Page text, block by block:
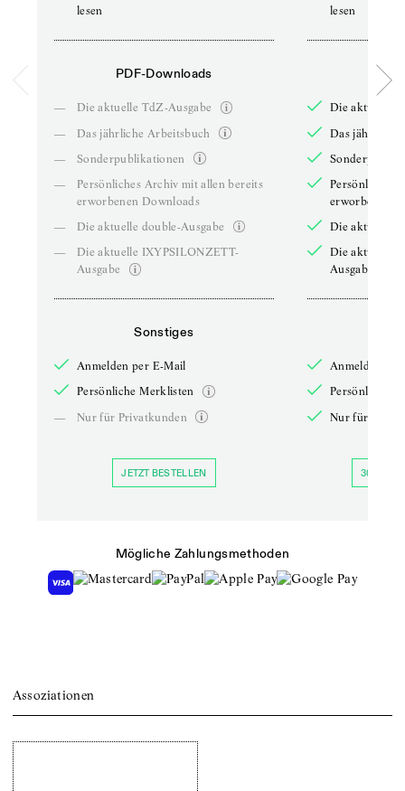
lesen
PDF-Downloads
—
Die aktuelle TdZ-Ausgabe
—
Das jährliche Arbeitsbuch
—
Sonderpublikationen
—
Persönliches Archiv mit allen bereits
erworbenen Downloads
—
Die aktuelle double-Ausgabe
—
Die aktuelle IXYPSILONZETT-
Ausgabe
Sonstiges
Anmelden per E-Mail
Persönliche Merklisten
—
Nur für Privatkunden
JETZT BESTELLEN
lesen
Die aktuelle
Das jährliche
Persönliches
erworbenen
Die aktuelle
Die aktuelle
Ausgabe
Anmelden
Persönliche
Nur für
30 TAGE
Mögliche Zahlungsmethoden
Assoziationen